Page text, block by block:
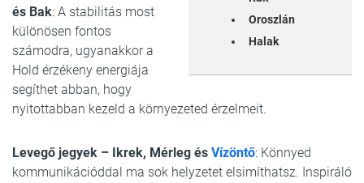
Oroszlán
Halak
és Bak: A stabilitás most
különösen fontos
számodra, ugyanakkor a
Hold érzékeny energiája
segíthet abban, hogy
nyitottabban kezeld a környezeted érzelmeit.
Levegő jegyek – Ikrek, Mérleg és Vízöntő: Könnyed
kommunikációddal ma sok helyzetet elsimíthatsz. Inspiráló